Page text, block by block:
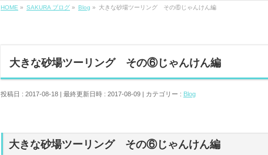
HOME » SAKURA ブログ » Blog » 大きな砂場ツーリング その⑥じゃんけん編
大きな砂場ツーリング その⑥じゃんけん編
投稿日 : 2017-08-18 最終更新日時 : 2017-08-09 カテゴリー : Blog
大きな砂場ツーリング その⑥じゃんけん編